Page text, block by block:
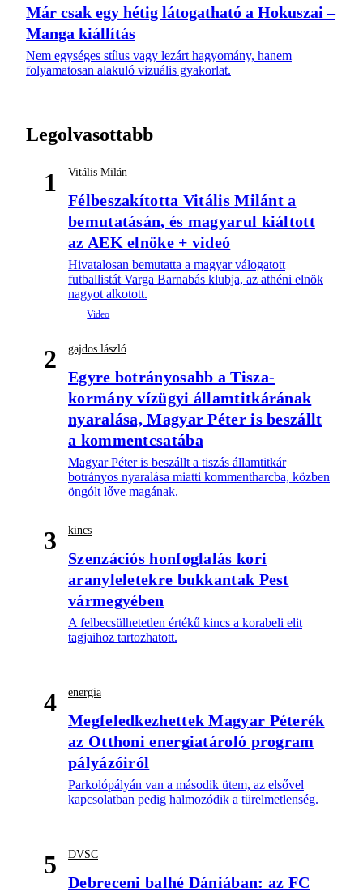
Már csak egy hétig látogatható a Hokuszai –
Manga kiállítás
Nem egységes stílus vagy lezárt hagyomány, hanem
folyamatosan alakuló vizuális gyakorlat.
Legolvasottabb
1 Vitális Milán
Félbeszakította Vitális Milánt a
bemutatásán, és magyarul kiáltott
az AEK elnöke + videó
Hivatalosan bemutatta a magyar válogatott
futballistát Varga Barnabás klubja, az athéni elnök
nagyot alkotott.
2 gajdos lászló
Egyre botrányosabb a Tisza-
kormány vízügyi államtitkárának
nyaralása, Magyar Péter is beszállt
a kommentcsatába
Magyar Péter is beszállt a tiszás államtitkár
botrányos nyaralása miatti kommentharcba, közben
öngólt lőve magának.
3 kincs
Szenzációs honfoglalás kori
aranyleletekre bukkantak Pest
vármegyében
A felbecsülhetetlen értékű kincs a korabeli elit
tagjaihoz tartozhatott.
4 energia
Megfeledkezhettek Magyar Péterék
az Otthoni energiatároló program
pályázóiról
Parkolópályán van a második ütem, az elsővel
kapcsolatban pedig halmozódik a türelmetlenség.
5 DVSC
Debreceni balhé Dániában: az FC